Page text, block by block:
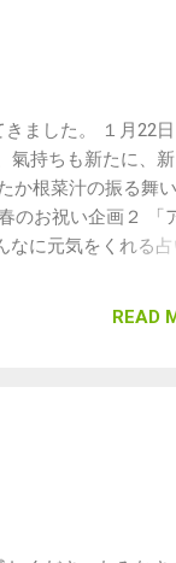
ました。 １月22日
氣持ちも新たに、
か根菜汁の振る舞
のお祝い企画２ 「
に元気をくれる占
Shiki（竹細工、編み
全素材の洋菓子）
READ